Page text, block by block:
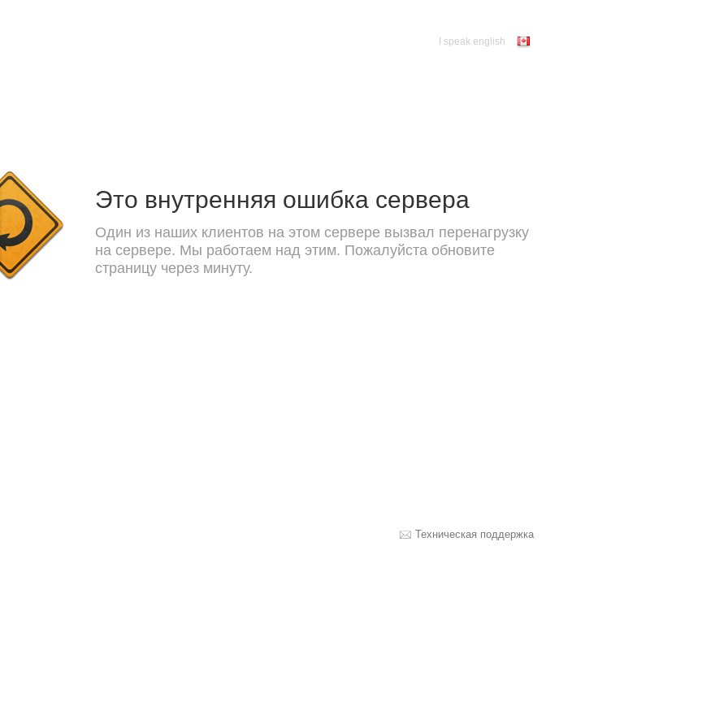
I speak english
Это внутренняя ошибка сервера
Один из наших клиентов на этом сервере вызвал перенагрузку
на сервере. Мы работаем над этим. Пожалуйста обновите
страницу через минуту.
Техническая поддержка